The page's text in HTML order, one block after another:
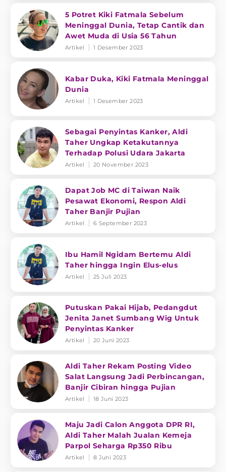
5 Potret Kiki Fatmala Sebelum
Meninggal Dunia, Tetap Cantik dan
Awet Muda di Usia 56 Tahun
Artikel 1 Desember 2023
Kabar Duka, Kiki Fatmala Meninggal
Dunia
Artikel 1 Desember 2023
Sebagai Penyintas Kanker, Aldi
Taher Ungkap Ketakutannya
Terhadap Polusi Udara Jakarta
Artikel 20 November 2023
Dapat Job MC di Taiwan Naik
Pesawat Ekonomi, Respon Aldi
Taher Banjir Pujian
Artikel 6 September 2023
Ibu Hamil Ngidam Bertemu Aldi
Taher hingga Ingin Elus-elus
Artikel 25 Juli 2023
Putuskan Pakai Hijab, Pedangdut
Jenita Janet Sumbang Wig Untuk
Penyintas Kanker
Artikel 20 Juni 2023
Aldi Taher Rekam Posting Video
Salat Langsung Jadi Perbincangan,
Banjir Cibiran hingga Pujian
Artikel 18 Juni 2023
Maju Jadi Calon Anggota DPR RI,
Aldi Taher Malah Jualan Kemeja
Parpol Seharga Rp350 Ribu
Artikel 8 Juni 2023